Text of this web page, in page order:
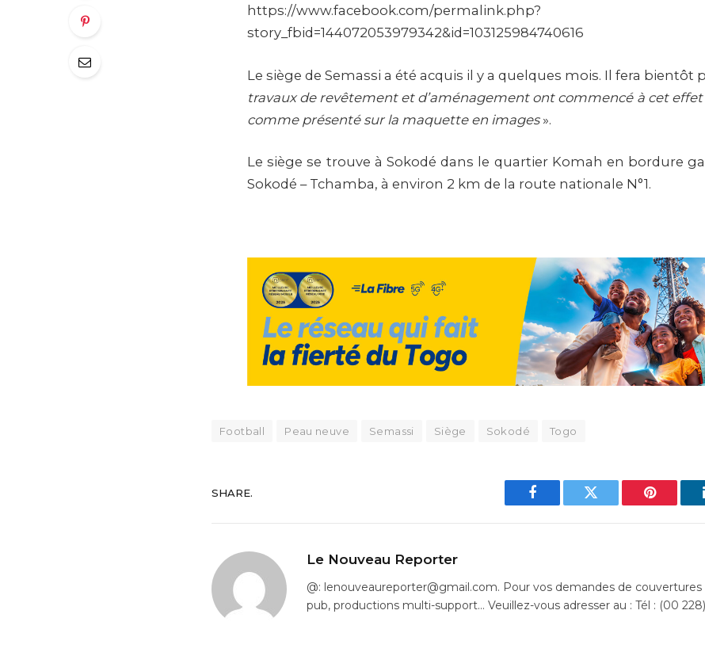
https://www.facebook.com/permalink.php?
story_fbid=144072053979342&id=103125984740616
Le siège de Semassi a été acquis il y a quelques mois. Il fera bientôt
travaux de revêtement et d’aménagement ont commencé à cet effet
comme présenté sur la maquette en images».
Le siège se trouve à Sokodé dans le quartier Komah en bordure
Sokodé – Tchamba, à environ 2 km de la route nationale N°1.
Football Peau neuve Semassi Siège Sokodé Togo
SHARE.
Facebook Twitter Pinterest
Le Nouveau Reporter
@: lenouveaureporter@gmail.com. Pour vos demandes de
pub, productions multi-support… Veuillez-vous adresser au : Tél : (00